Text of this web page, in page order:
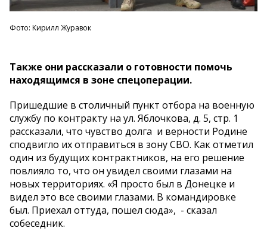
Фото: Кирилл Журавок
Также они рассказали о готовности помочь
находящимся в зоне спецоперации.
Пришедшие в столичный пункт отбора на военную
службу по контракту на ул. Яблочкова, д. 5, стр. 1
рассказали, что чувство долга и верности Родине
сподвигло их отправиться в зону СВО. Как отметил
один из будущих контрактников, на его решение
повлияло то, что он увидел своими глазами на
новых территориях. «Я просто был в Донецке и
видел это все своими глазами. В командировке
был. Приехал оттуда, пошел сюда», - сказал
собеседник.